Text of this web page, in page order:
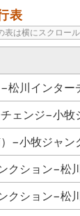
表
松川インター
ェンジ−小
−小牧ジャ
クション−松
クション−松